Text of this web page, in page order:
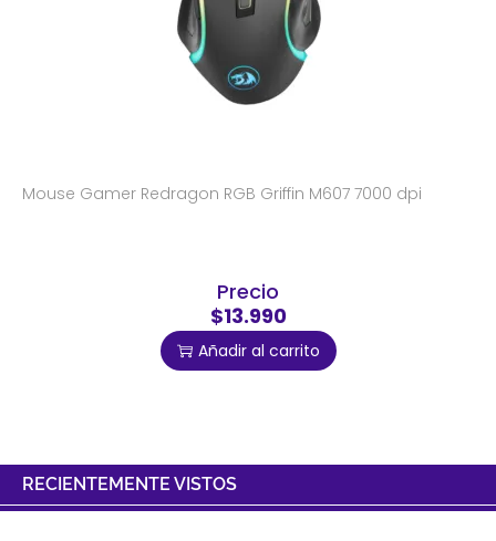
Mouse Gamer Redragon RGB Griffin M607 7000 dpi
Precio
$13.990
Añadir al carrito
RECIENTEMENTE VISTOS